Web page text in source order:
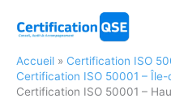
Accueil
Certification ISO
Certification ISO 50001 –
Certification ISO 50001 –